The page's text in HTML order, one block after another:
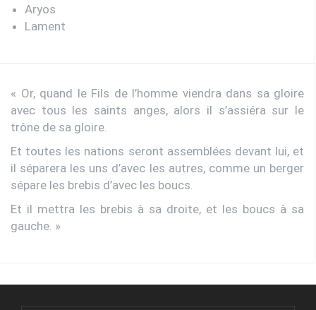
Aryos
Lament
« Or, quand le Fils de l’homme viendra dans sa gloire
avec tous les saints anges, alors il s’assiéra sur le
trône de sa gloire.
Et toutes les nations seront assemblées devant lui, et
il séparera les uns d’avec les autres, comme un berger
sépare les brebis d’avec les boucs.
Et il mettra les brebis à sa droite, et les boucs à sa
gauche. »